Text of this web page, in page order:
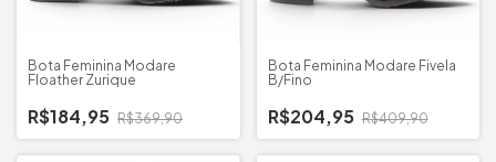
Bota Feminina Modare
Floather Zurique
R$184,95 R$369,90
Bota Feminina Modare Fivela
B/Fino
R$204,95 R$409,90